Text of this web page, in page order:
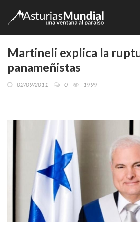
Martineli explica la
panameñistas
02/09/2011 0 1999